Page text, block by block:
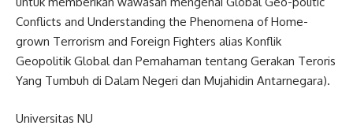
Conflicts and Understanding the Phenomena of Home-
grown Terrorism and Foreign Fighters alias Konflik
Geopolitik Global dan Pemahaman tentang Gerakan Teroris
Yang Tumbuh di Dalam Negeri dan Mujahidin Antarnegara).
Universitas NU